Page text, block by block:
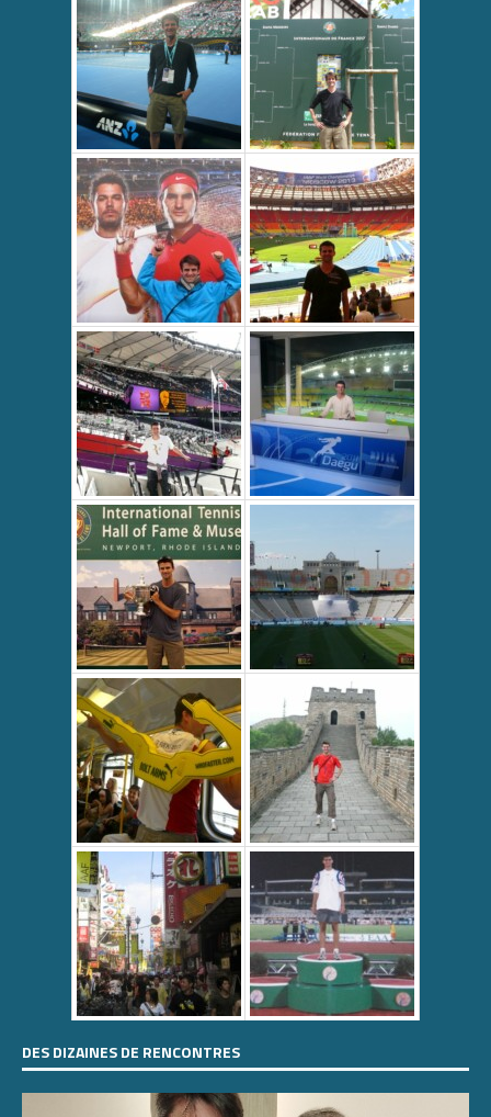
DES DIZAINES DE RENCONTRES